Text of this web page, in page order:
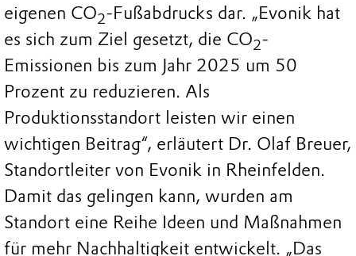
eigenen CO2-Fußabdrucks dar. „Evonik hat
es sich zum Ziel gesetzt, die CO2-
Emissionen bis zum Jahr 2025 um 50
Prozent zu reduzieren. Als
Produktionsstandort leisten wir einen
wichtigen Beitrag“, erläutert Dr. Olaf Breuer,
Standortleiter von Evonik in Rheinfelden.
Damit das gelingen kann, wurden am
Standort eine Reihe Ideen und Maßnahmen
für mehr Nachhaltigkeit entwickelt. „Das